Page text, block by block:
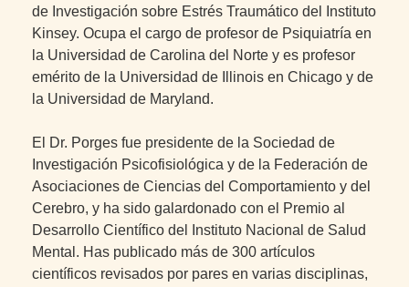
de Investigación sobre Estrés Traumático del Instituto
Kinsey. Ocupa el cargo de profesor de Psiquiatría en
la Universidad de Carolina del Norte y es profesor
emérito de la Universidad de Illinois en Chicago y de
la Universidad de Maryland.
El Dr. Porges fue presidente de la Sociedad de
Investigación Psicofisiológica y de la Federación de
Asociaciones de Ciencias del Comportamiento y del
Cerebro, y ha sido galardonado con el Premio al
Desarrollo Científico del Instituto Nacional de Salud
Mental. Has publicado más de 300 artículos
científicos revisados por pares en varias disciplinas,